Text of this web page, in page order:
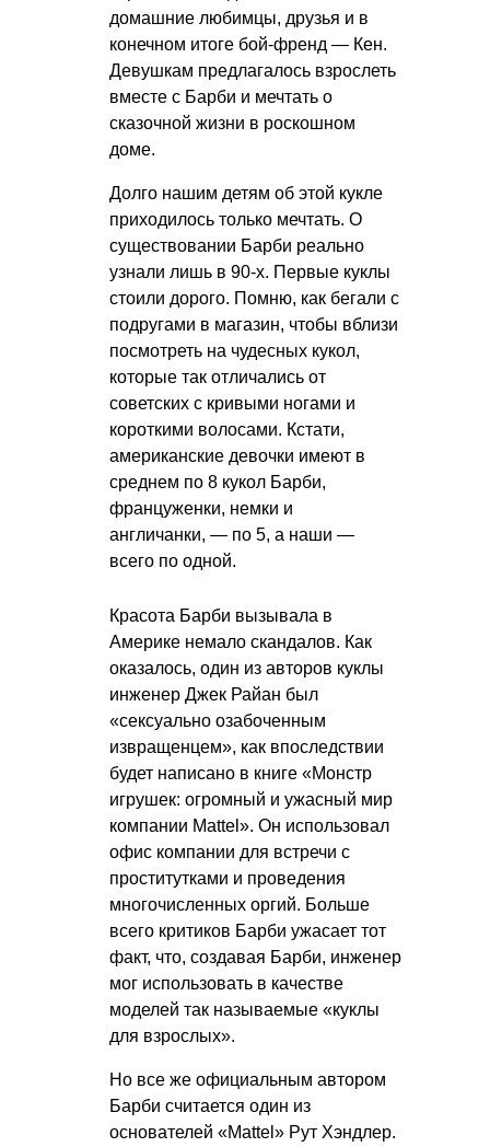
домашние любимцы, друзья и в
конечном итоге бой-френд — Кен.
Девушкам предлагалось взрослеть
вместе с Барби и мечтать о
сказочной жизни в роскошном
доме.
Долго нашим детям об этой кукле
приходилось только мечтать. О
существовании Барби реально
узнали лишь в 90-х. Первые куклы
стоили дорого. Помню, как бегали с
подругами в магазин, чтобы вблизи
посмотреть на чудесных кукол,
которые так отличались от
советских с кривыми ногами и
короткими волосами. Кстати,
американские девочки имеют в
среднем по 8 кукол Барби,
француженки, немки и
англичанки, — по 5, а наши —
всего по одной.
Красота Барби вызывала в
Америке немало скандалов. Как
оказалось, один из авторов куклы
инженер Джек Райан был
«сексуально озабоченным
извращенцем», как впоследствии
будет написано в книге «Монстр
игрушек: огромный и ужасный мир
компании Mattel». Он использовал
офис компании для встречи с
проститутками и проведения
многочисленных оргий. Больше
всего критиков Барби ужасает тот
факт, что, создавая Барби, инженер
мог использовать в качестве
моделей так называемые «куклы
для взрослых».
Но все же официальным автором
Барби считается один из
основателей «Mattel» Рут Хэндлер.